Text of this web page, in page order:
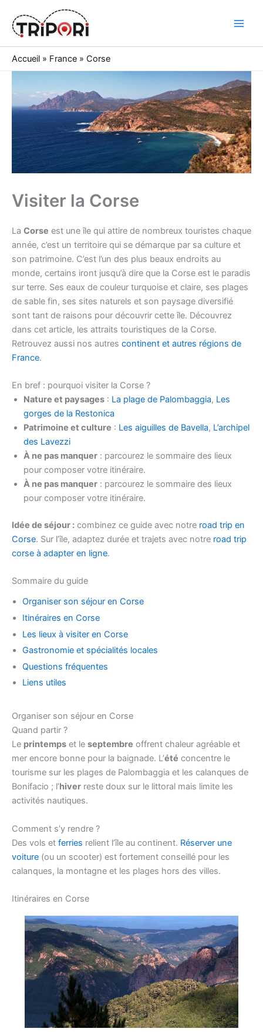
content
Accueil » France » Corse
Visiter la Corse
La Corse est une île qui attire de nombreux touristes chaque
année, c’est un territoire qui se démarque par sa culture et
son patrimoine. C’est l’un des plus beaux endroits au
monde, certains iront jusqu’à dire que la Corse est le paradis
sur terre. Ses eaux de couleur turquoise et claire, ses plages
de sable fin, ses sites naturels et son paysage diversifié
sont tant de raisons pour découvrir cette île. Découvrez
dans cet article, les attraits touristiques de la Corse.
Retrouvez aussi nos autres continent et autres régions de
France.
En bref : pourquoi visiter la Corse ?
Nature et paysages : La plage de Palombaggia, Les
gorges de la Restonica
Patrimoine et culture : Les aiguilles de Bavella, L’archipel
des Lavezzi
À ne pas manquer : parcourez le sommaire des lieux
pour composer votre itinéraire.
À ne pas manquer : parcourez le sommaire des lieux
pour composer votre itinéraire.
Idée de séjour : combinez ce guide avec notre road trip en
Corse. Sur l’île, adaptez durée et trajets avec notre road trip
corse à adapter en ligne.
Sommaire du guide
Organiser son séjour en Corse
Itinéraires en Corse
Les lieux à visiter en Corse
Gastronomie et spécialités locales
Questions fréquentes
Liens utiles
Organiser son séjour en Corse
Quand partir ?
Le printemps et le septembre offrent chaleur agréable et
mer encore bonne pour la baignade. L’été concentre le
tourisme sur les plages de Palombaggia et les calanques de
Bonifacio ; l’hiver reste doux sur le littoral mais limite les
activités nautiques.
Comment s’y rendre ?
Des vols et ferries relient l’île au continent. Réserver une
voiture (ou un scooter) est fortement conseillé pour les
calanques, la montagne et les plages hors des villes.
Itinéraires en Corse